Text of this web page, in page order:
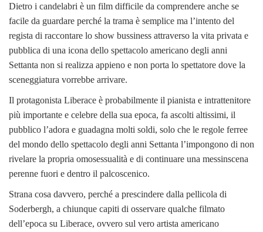
Dietro i candelabri è un film difficile da comprendere anche se
facile da guardare perché la trama è semplice ma l’intento del
regista di raccontare lo show bussiness attraverso la vita privata e
pubblica di una icona dello spettacolo americano degli anni
Settanta non si realizza appieno e non porta lo spettatore dove la
sceneggiatura vorrebbe arrivare.
Il protagonista Liberace è probabilmente il pianista e intrattenitore
più importante e celebre della sua epoca, fa ascolti altissimi, il
pubblico l’adora e guadagna molti soldi, solo che le regole ferree
del mondo dello spettacolo degli anni Settanta l’impongono di non
rivelare la propria omosessualità e di continuare una messinscena
perenne fuori e dentro il palcoscenico.
Strana cosa davvero, perché a prescindere dalla pellicola di
Soderbergh, a chiunque capiti di osservare qualche filmato
dell’epoca su Liberace, ovvero sul vero artista americano